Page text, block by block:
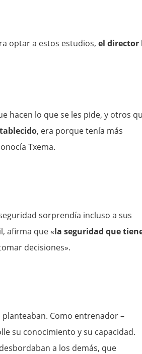
optar a estos estudios, el director
hacen lo que se les pide, y otros
, era porque tenía más
Txema.
sorprendía incluso a sus
afirma que «la seguridad que
decisiones».
planteaban. Como entrenador –
su conocimiento y su capacidad.
a los demás, que